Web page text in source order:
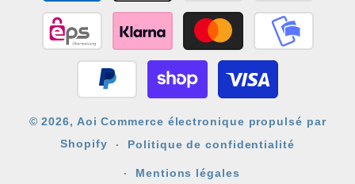
paiement
© 2026, Aoi Commerce électronique propulsé par
Shopify
Politique de confidentialité
Mentions légales